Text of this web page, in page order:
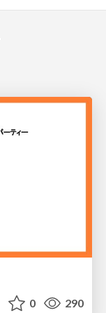
0 290